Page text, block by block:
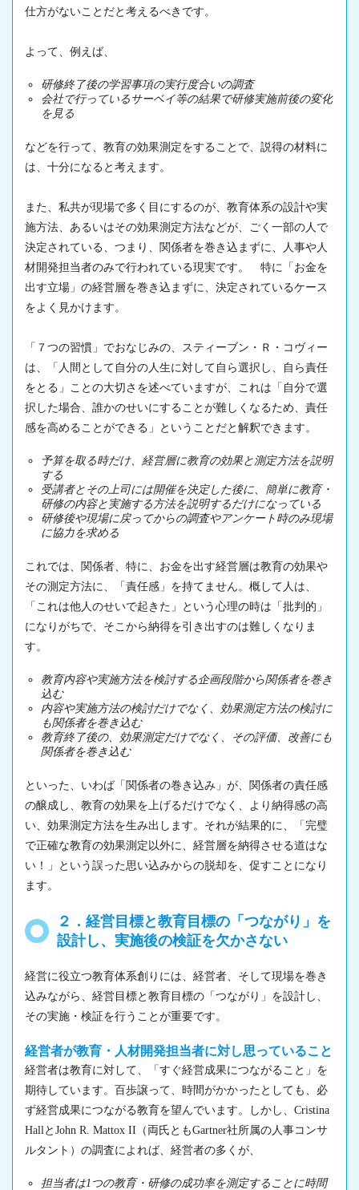
仕方がないことだと考えるべきです。
よって、例えば、
研修終了後の学習事項の実行度合いの調査
会社で行っているサーベイ等の結果で研修実施前後の変化
を見る
などを行って、教育の効果測定をすることで、説得の材料に
は、十分になると考えます。
また、私共が現場で多く目にするのが、教育体系の設計や実
施方法、あるいはその効果測定方法などが、ごく一部の人で
決定されている、つまり、関係者を巻き込まずに、人事や人
材開発担当者のみで行われている現実です。 特に「お金を
出す立場」の経営層を巻き込まずに、決定されているケース
をよく見かけます。
「７つの習慣」でおなじみの、スティーブン・Ｒ・コヴィー
は、「人間として自分の人生に対して自ら選択し、自ら責任
をとる」ことの大切さを述べていますが、これは「自分で選
択した場合、誰かのせいにすることが難しくなるため、責任
感を高めることができる」ということだと解釈できます。
予算を取る時だけ、経営層に教育の効果と測定方法を説明
する
受講者とその上司には開催を決定した後に、簡単に教育・
研修の内容と実施する方法を説明するだけになっている
研修後や現場に戻ってからの調査やアンケート時のみ現場
に協力を求める
これでは、関係者、特に、お金を出す経営層は教育の効果や
その測定方法に、「責任感」を持てません。概して人は、
「これは他人のせいで起きた」という心理の時は「批判的」
になりがちで、そこから納得を引き出すのは難しくなりま
す。
教育内容や実施方法を検討する企画段階から関係者を巻き
込む
内容や実施方法の検討だけでなく、効果測定方法の検討に
も関係者を巻き込む
教育終了後の、効果測定だけでなく、その評価、改善にも
関係者を巻き込む
といった、いわば「関係者の巻き込み」が、関係者の責任感
の醸成し、教育の効果を上げるだけでなく、より納得感の高
い、効果測定方法を生み出します。それが結果的に、「完璧
で正確な教育の効果測定以外に、経営層を納得させる道はな
い！」という誤った思い込みからの脱却を、促すことになり
ます。
２．経営目標と教育目標の「つながり」を
設計し、実施後の検証を欠かさない
経営に役立つ教育体系創りには、経営者、そして現場を巻き
込みながら、経営目標と教育目標の「つながり」を設計し、
その実施・検証を行うことが重要です。
経営者が教育・人材開発担当者に対し思っていること
経営者は教育に対して、「すぐ経営成果につながること」を
期待しています。百歩譲って、時間がかかったとしても、必
ず経営成果につながる教育を望んでいます。しかし、Cristina
HallとJohn R. Mattox II（両氏ともGartner社所属の人事コンサ
ルタント）の調査によれば、経営者の多くが、
担当者は1つの教育・研修の成功率を測定することに時間